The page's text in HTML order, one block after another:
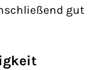
gut